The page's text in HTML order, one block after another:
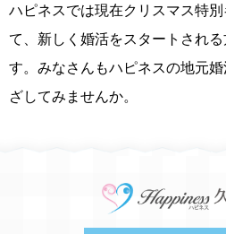
ハピネスでは現在クリスマス特
て、新しく婚活をスタートされ
す。みなさんもハピネスの地元
ざしてみませんか。